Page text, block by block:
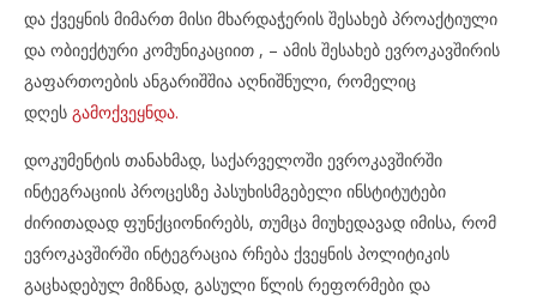
და ქვეყნის მიმართ მისი მხარდაჭერის შესახებ პროაქტიული
და ობიექტური კომუნიკაციით , – ამის შესახებ ევროკავშირის
გაფართოების ანგარიშშია აღნიშნული, რომელიც
დღეს გამოქვეყნდა.
დოკუმენტის თანახმად, საქარველოში ევროკავშირში
ინტეგრაციის პროცესზე პასუხისმგებელი ინსტიტუტები
ძირითადად ფუნქციონირებს, თუმცა მიუხედავად იმისა, რომ
ევროკავშირში ინტეგრაცია რჩება ქვეყნის პოლიტიკის
გაცხადებულ მიზნად, გასული წლის რეფორმები და